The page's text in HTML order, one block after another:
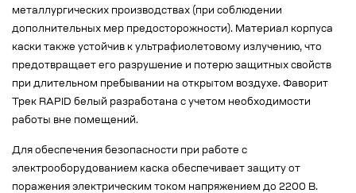
металлургических производствах (при соблюдении
дополнительных мер предосторожности). Материал корпуса
каски также устойчив к ультрафиолетовому излучению, что
предотвращает его разрушение и потерю защитных свойств
при длительном пребывании на открытом воздухе. Фаворит
Трек RAPID белый разработана с учетом необходимости
работы вне помещений.
Для обеспечения безопасности при работе с
электрооборудованием каска обеспечивает защиту от
поражения электрическим током напряжением до 2200 В.